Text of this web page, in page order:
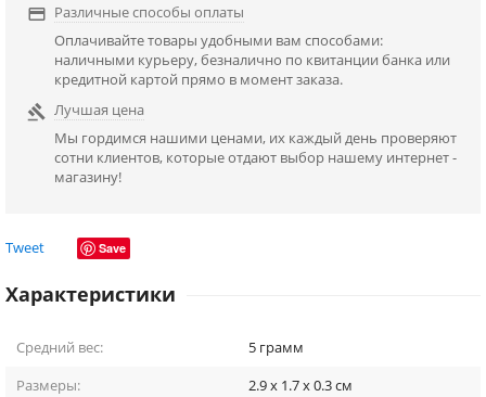
 Различные способы оплаты
Оплачивайте товары удобными вам способами:
наличными курьеру, безналично по квитанции банка или
кредитной картой прямо в момент заказа.
 Лучшая цена
Мы гордимся нашими ценами, их каждый день проверяют
сотни клиентов, которые отдают выбор нашему интернет -
магазину!
Tweet Save
Характеристики
Средний вес: 5 грамм
Размеры:
2.9 x 1.7 x 0.3см